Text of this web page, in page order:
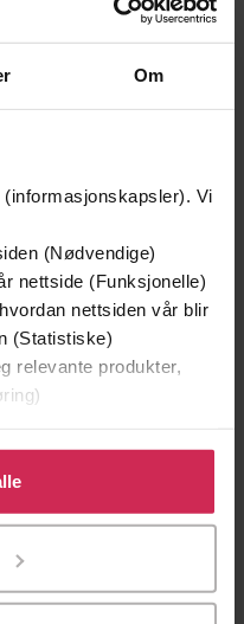
Om
Vi
(Nødvendige)
nettside (Funksjonelle)
nettsiden vår blir
(Statistiske)
relevante produkter,
ditt samtykke til å
Du kan også
formål ved å klikke
Første gang på tilbud
129,-
Jørn Lier Horst